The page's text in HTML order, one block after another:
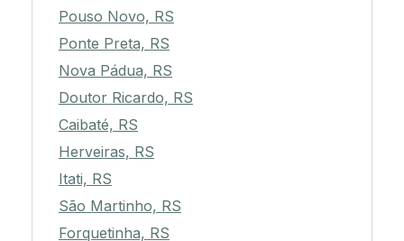
Pouso Novo, RS
Ponte Preta, RS
Nova Pádua, RS
Doutor Ricardo, RS
Caibaté, RS
Herveiras, RS
Itati, RS
São Martinho, RS
Forquetinha, RS